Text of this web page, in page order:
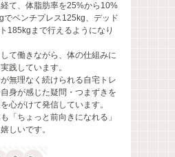
て、体脂肪率を25%から10%
でベンチプレス125kg、デッド
185kgまで行えるようになり
て働きながら、体の仕組みに
践しています。
無理なく続けられる自宅トレ
身が感じた疑問・つまずきを
心がけて発信しています。
「ちょっと前向きになれる」
しいです。